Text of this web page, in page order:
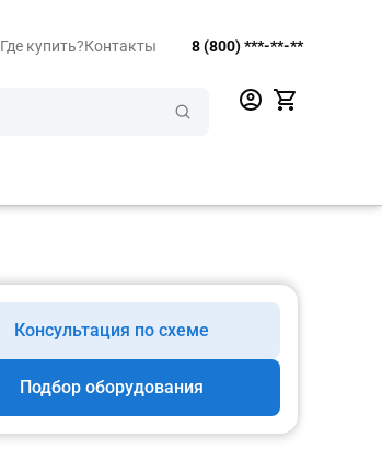
Где купить?Контакты 8 (800) ***-**-**
Консультация по схеме
Подбор оборудования